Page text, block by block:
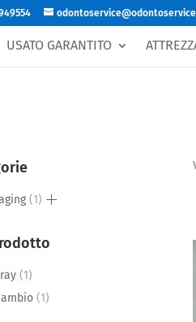
USATO GARANTITO
11
11
product
11